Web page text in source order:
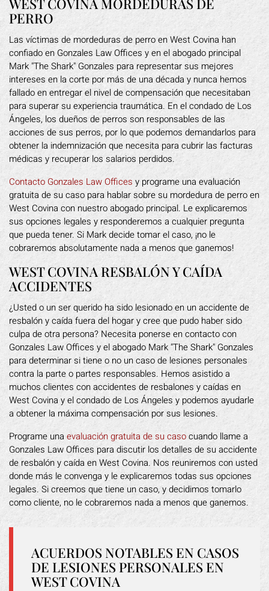
WEST COVINA MORDEDURAS DE
PERRO
Las víctimas de mordeduras de perro en West Covina han
confiado en Gonzales Law Offices y en el abogado principal
Mark "The Shark" Gonzales para representar sus mejores
intereses en la corte por más de una década y nunca hemos
fallado en entregar el nivel de compensación que necesitaban
para superar su experiencia traumática. En el condado de Los
Ángeles, los dueños de perros son responsables de las
acciones de sus perros, por lo que podemos demandarlos para
obtener la indemnización que necesita para cubrir las facturas
médicas y recuperar los salarios perdidos.
Contacto Gonzales Law Offices y programe una evaluación
gratuita de su caso para hablar sobre su mordedura de perro en
West Covina con nuestro abogado principal. Le explicaremos
sus opciones legales y responderemos a cualquier pregunta
que pueda tener. Si Mark decide tomar el caso, ¡no le
cobraremos absolutamente nada a menos que ganemos!
WEST COVINA RESBALÓN Y CAÍDA
ACCIDENTES
¿Usted o un ser querido ha sido lesionado en un accidente de
resbalón y caída fuera del hogar y cree que pudo haber sido
culpa de otra persona? Necesita ponerse en contacto con
Gonzales Law Offices y el abogado Mark "The Shark" Gonzales
para determinar si tiene o no un caso de lesiones personales
contra la parte o partes responsables. Hemos asistido a
muchos clientes con accidentes de resbalones y caídas en
West Covina y el condado de Los Ángeles y podemos ayudarle
a obtener la máxima compensación por sus lesiones.
Programe una evaluación gratuita de su casocuando llame a
Gonzales Law Offices para discutir los detalles de su accidente
de resbalón y caída en West Covina. Nos reuniremos con usted
donde más le convenga y le explicaremos todas sus opciones
legales. Si creemos que tiene un caso, y decidimos tomarlo
como cliente, no le cobraremos nada a menos que ganemos.
ACUERDOS NOTABLES EN CASOS
DE LESIONES PERSONALES EN
WEST COVINA